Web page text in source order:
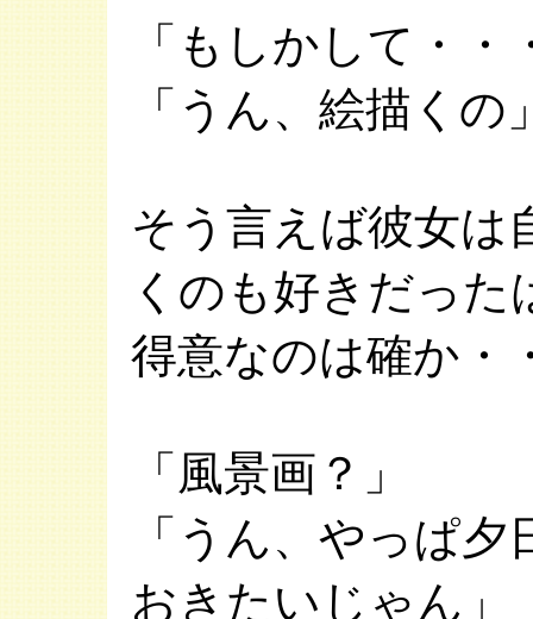
「もしかして・・
「うん、絵描くの
そう言えば彼女は
くのも好きだった
得意なのは確か・
「風景画？」
「うん、やっぱ
おきたいじゃん」